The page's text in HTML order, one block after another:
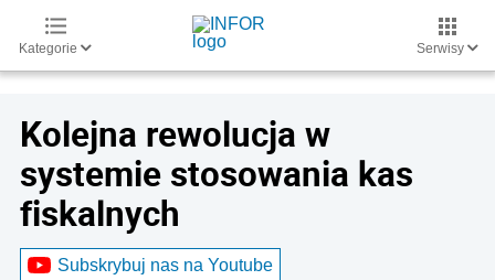
Kategorie Serwisy
Kolejna rewolucja w
systemie stosowania kas
fiskalnych
Subskrybuj nas na Youtube